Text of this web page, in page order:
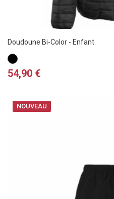
Doudoune Bi-Color - Enfant
Noir
/
Rouge
Prix
54,90 €
NOUVEAU